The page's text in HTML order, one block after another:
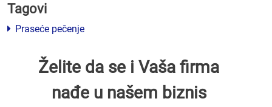
Tagovi
Praseće pečenje
Želite da se i Vaša firma
nađe u našem biznis